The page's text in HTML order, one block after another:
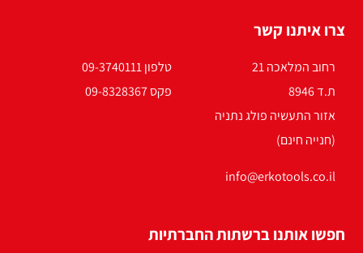
צרו איתנו קשר
רחוב המלאכה 21
ת.ד 8946
אזור התעשיה פולג נתניה
(חנייה חינם)
טלפון 09-3740111
פקס 09-8328367
info@erkotools.co.il
חפשו אותנו ברשתות החברתיות